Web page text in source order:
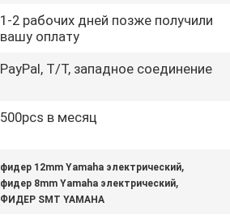
1-2 рабочих дней позже получили
вашу оплату
PayPal, T/T, западное соединение
500pcs в месяц
фидер 12mm Yamaha электрический,
фидер 8mm Yamaha электрический,
ФИДЕР SMT YAMAHA